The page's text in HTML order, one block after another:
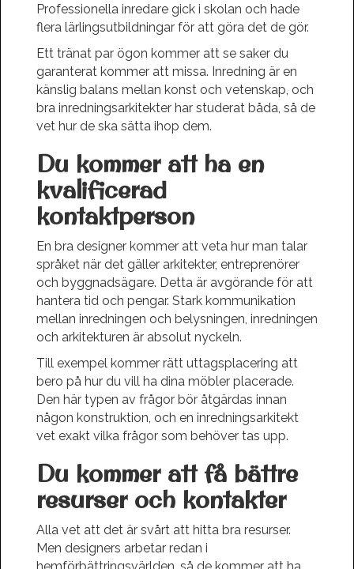
Professionella inredare gick i skolan och hade
flera lärlingsutbildningar för att göra det de gör.
Ett tränat par ögon kommer att se saker du
garanterat kommer att missa. Inredning är en
känslig balans mellan konst och vetenskap, och
bra inredningsarkitekter har studerat båda, så de
vet hur de ska sätta ihop dem.
Du kommer att ha en
kvalificerad
kontaktperson
En bra designer kommer att veta hur man talar
språket när det gäller arkitekter, entreprenörer
och byggnadsägare. Detta är avgörande för att
hantera tid och pengar. Stark kommunikation
mellan inredningen och belysningen, inredningen
och arkitekturen är absolut nyckeln.
Till exempel kommer rätt uttagsplacering att
bero på hur du vill ha dina möbler placerade.
Den här typen av frågor bör åtgärdas innan
någon konstruktion, och en inredningsarkitekt
vet exakt vilka frågor som behöver tas upp.
Du kommer att få bättre
resurser och kontakter
Alla vet att det är svårt att hitta bra resurser.
Men designers arbetar redan i